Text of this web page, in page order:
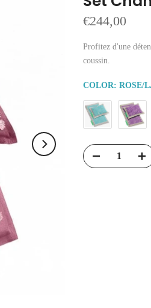
€244,00
Profitez d'une
coussin.
COLOR: ROSE/